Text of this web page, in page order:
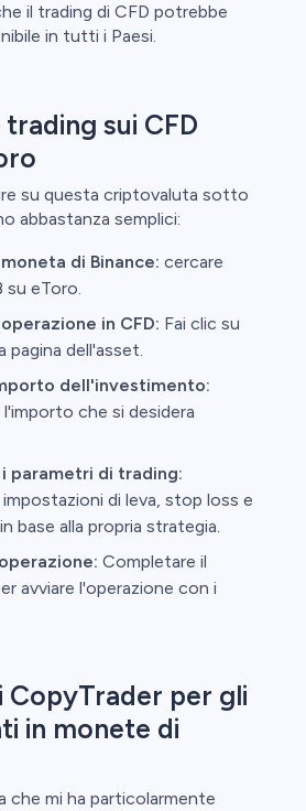
il trading di CFD potrebbe
in tutti i Paesi.
sui CFD
su questa criptovaluta sotto
abbastanza semplici:
di Binance: cercare
su eToro.
in CFD: Fai clic su
pagina dell'asset.
dell'investimento:
che si desidera
parametri di trading:
impostazioni di leva, stop loss e
base alla propria strategia.
Completare il
avviare l'operazione con i
CopyTrader per gli
in monete di
che mi ha particolarmente